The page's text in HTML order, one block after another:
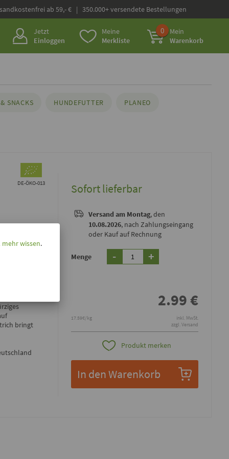
ab 59,- € | 350.000+ versendete Bestellungen
Jetzt
Einloggen
Meine
Merkliste
0
Mein
Warenkorb
SNACKS HUNDEFUTTER PLANEO
DE-ÖKO-013
bringt
Sofort lieferbar
Versand am Montag, den
10.08.2026, nach Zahlungseingang
oder Kauf auf Rechnung
Menge - +
2.99€
17.59€/kg
inkl. MwSt.
zzgl. Versand
Produkt merken
In den Warenkorb
wissen.